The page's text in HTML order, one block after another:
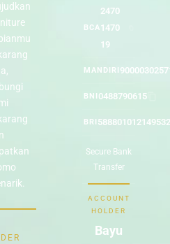
BCA
2470
1470
19
MANDIRI
BNI 0488790615
BRI 588801012149532
Secure Bank
Transfer
ACCOUNT
HOLDER
Bayu